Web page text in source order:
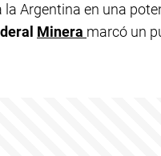
Argentina en una
Minera marcó un